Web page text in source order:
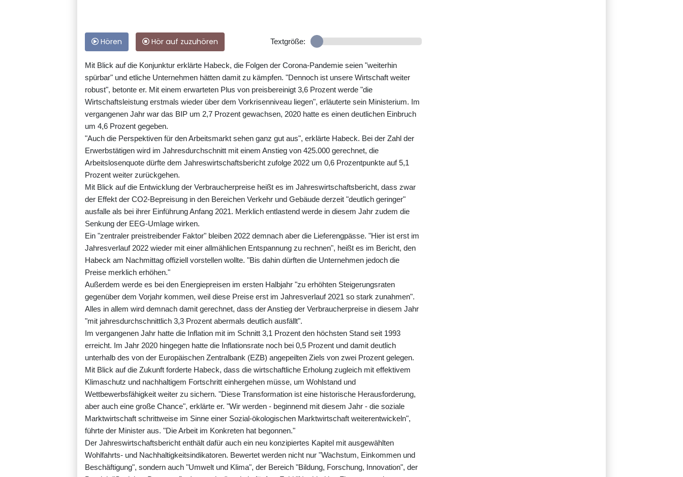
Hören Hör auf zuzuhören Textgröße:
Mit Blick auf die Konjunktur erklärte Habeck, die Folgen der Corona-Pandemie seien "weiterhin
spürbar" und etliche Unternehmen hätten damit zu kämpfen. "Dennoch ist unsere Wirtschaft weiter
robust", betonte er. Mit einem erwarteten Plus von preisbereinigt 3,6 Prozent werde "die
Wirtschaftsleistung erstmals wieder über dem Vorkrisenniveau liegen", erläuterte sein Ministerium. Im
vergangenen Jahr war das BIP um 2,7 Prozent gewachsen, 2020 hatte es einen deutlichen Einbruch
um 4,6 Prozent gegeben.
"Auch die Perspektiven für den Arbeitsmarkt sehen ganz gut aus", erklärte Habeck. Bei der Zahl der
Erwerbstätigen wird im Jahresdurchschnitt mit einem Anstieg von 425.000 gerechnet, die
Arbeitslosenquote dürfte dem Jahreswirtschaftsbericht zufolge 2022 um 0,6 Prozentpunkte auf 5,1
Prozent weiter zurückgehen.
Mit Blick auf die Entwicklung der Verbraucherpreise heißt es im Jahreswirtschaftsbericht, dass zwar
der Effekt der CO2-Bepreisung in den Bereichen Verkehr und Gebäude derzeit "deutlich geringer"
ausfalle als bei ihrer Einführung Anfang 2021. Merklich entlastend werde in diesem Jahr zudem die
Senkung der EEG-Umlage wirken.
Ein "zentraler preistreibender Faktor" bleiben 2022 demnach aber die Lieferengpässe. "Hier ist erst im
Jahresverlauf 2022 wieder mit einer allmählichen Entspannung zu rechnen", heißt es im Bericht, den
Habeck am Nachmittag offiziell vorstellen wollte. "Bis dahin dürften die Unternehmen jedoch die
Preise merklich erhöhen."
Außerdem werde es bei den Energiepreisen im ersten Halbjahr "zu erhöhten Steigerungsraten
gegenüber dem Vorjahr kommen, weil diese Preise erst im Jahresverlauf 2021 so stark zunahmen".
Alles in allem wird demnach damit gerechnet, dass der Anstieg der Verbraucherpreise in diesem Jahr
"mit jahresdurchschnittlich 3,3 Prozent abermals deutlich ausfällt".
Im vergangenen Jahr hatte die Inflation mit im Schnitt 3,1 Prozent den höchsten Stand seit 1993
erreicht. Im Jahr 2020 hingegen hatte die Inflationsrate noch bei 0,5 Prozent und damit deutlich
unterhalb des von der Europäischen Zentralbank (EZB) angepeilten Ziels von zwei Prozent gelegen.
Mit Blick auf die Zukunft forderte Habeck, dass die wirtschaftliche Erholung zugleich mit effektivem
Klimaschutz und nachhaltigem Fortschritt einhergehen müsse, um Wohlstand und
Wettbewerbsfähigkeit weiter zu sichern. "Diese Transformation ist eine historische Herausforderung,
aber auch eine große Chance", erklärte er. "Wir werden - beginnend mit diesem Jahr - die soziale
Marktwirtschaft schrittweise im Sinne einer Sozial-ökologischen Marktwirtschaft weiterentwickeln",
führte der Minister aus. "Die Arbeit im Konkreten hat begonnen."
Der Jahreswirtschaftsbericht enthält dafür auch ein neu konzipiertes Kapitel mit ausgewählten
Wohlfahrts- und Nachhaltigkeitsindikatoren. Bewertet werden nicht nur "Wachstum, Einkommen und
Beschäftigung", sondern auch "Umwelt und Klima", der Bereich "Bildung, Forschung, Innovation", der